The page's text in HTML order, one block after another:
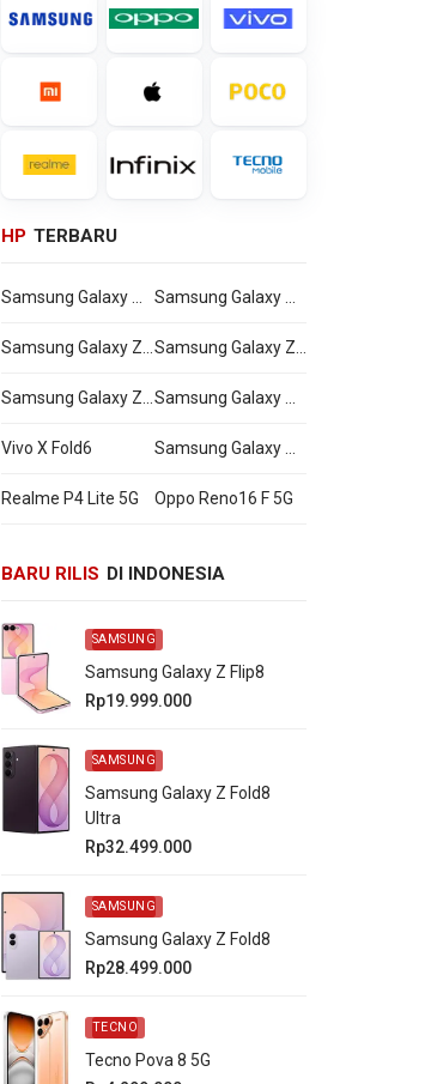
HP TERBARU
Vivo X Fold6
Realme P4 Lite 5G Oppo Reno16 F 5G
BARU RILIS DI INDONESIA
SAMSUNG
Samsung Galaxy Z Flip8
Rp19.999.000
SAMSUNG
Samsung Galaxy Z Fold8
Ultra
Rp32.499.000
SAMSUNG
Samsung Galaxy Z Fold8
Rp28.499.000
TECNO
Tecno Pova 8 5G